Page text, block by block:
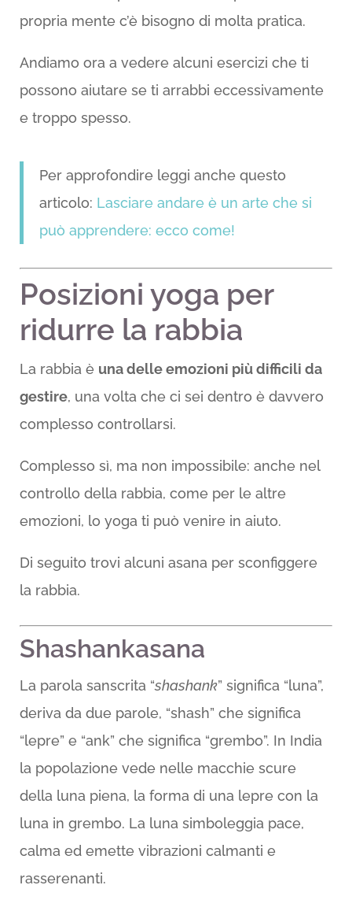
propria mente c’è bisogno di molta pratica.
Andiamo ora a vedere alcuni esercizi che ti
possono aiutare se ti arrabbi eccessivamente
e troppo spesso.
Per approfondire leggi anche questo
articolo: Lasciare andare è un arte che si
può apprendere: ecco come!
Posizioni yoga per
ridurre la rabbia
La rabbia è una delle emozioni più difficili da
gestire, una volta che ci sei dentro è davvero
complesso controllarsi.
Complesso sì, ma non impossibile: anche nel
controllo della rabbia, come per le altre
emozioni, lo yoga ti può venire in aiuto.
Di seguito trovi alcuni asana per sconfiggere
la rabbia.
Shashankasana
La parola sanscrita “shashank” significa “luna”,
deriva da due parole, “shash” che significa
“lepre” e “ank” che significa “grembo”. In India
la popolazione vede nelle macchie scure
della luna piena, la forma di una lepre con la
luna in grembo. La luna simboleggia pace,
calma ed emette vibrazioni calmanti e
rasserenanti.